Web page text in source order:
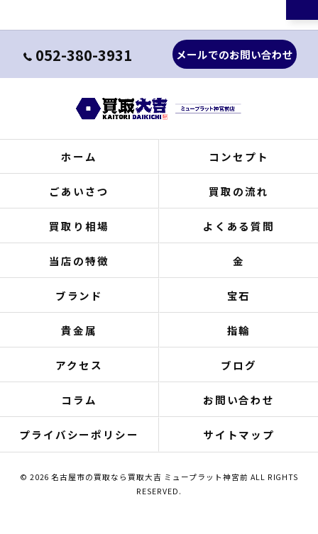
052-380-3931 メールでのお問い合わせ
ホーム コンセプト
ごあいさつ 買取の流れ
買取り相場 よくある質問
当店の特徴 金
ブランド 宝石
貴金属 指輪
アクセス ブログ
コラム お問い合わせ
プライバシーポリシー サイトマップ
© 2026 名古屋市の買取なら買取大吉 ミュープラット神宮前 ALL RIGHTS
RESERVED.